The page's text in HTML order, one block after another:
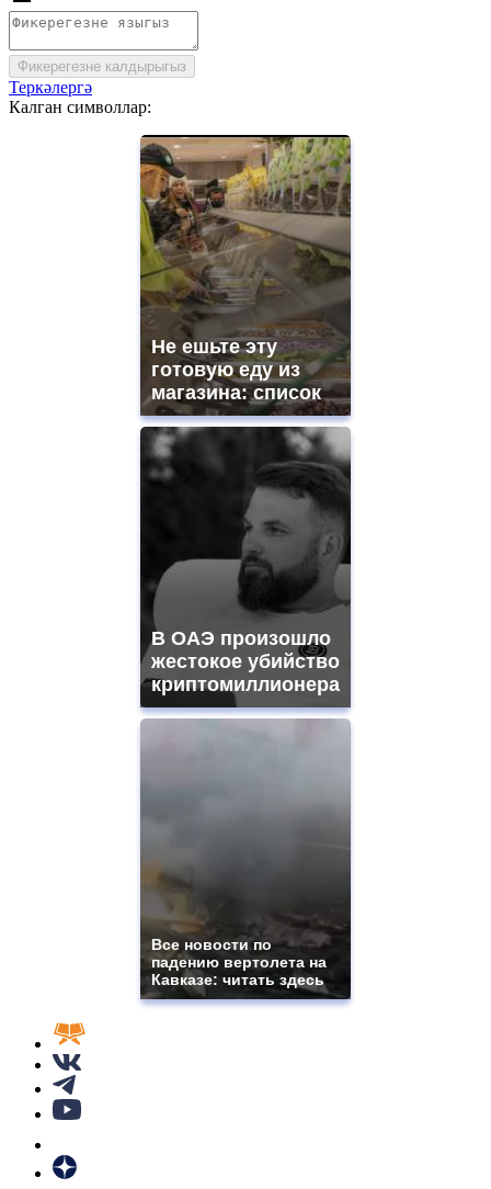
Фикерегезне калдырыгыз
Теркәлергә
Калган символлар:
Не ешьте эту
готовую еду из
магазина: список
В ОАЭ произошло
жестокое убийство
криптомиллионера
Все новости по
падению вертолета на
Кавказе: читать здесь